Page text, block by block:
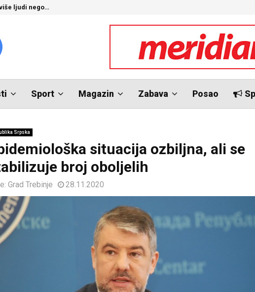
ljudi nego…
Sport Magazin Zabava Posao
Srpska
situacija ozbiljna, ali se
broj oboljelih
Grad Trebinje 28.11.2020